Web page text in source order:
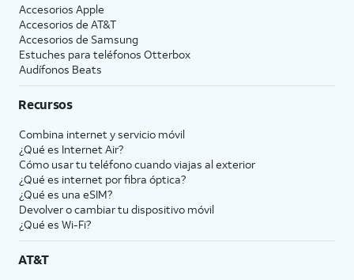
Accesorios Apple
Accesorios de AT&T
Accesorios de Samsung
Estuches para teléfonos Otterbox
Audífonos Beats
Recursos
Combina internet y servicio móvil
¿Qué es Internet Air?
Cómo usar tu teléfono cuando viajas al exterior
¿Qué es internet por fibra óptica?
¿Qué es una eSIM?
Devolver o cambiar tu dispositivo móvil
¿Qué es Wi-Fi?
AT&T